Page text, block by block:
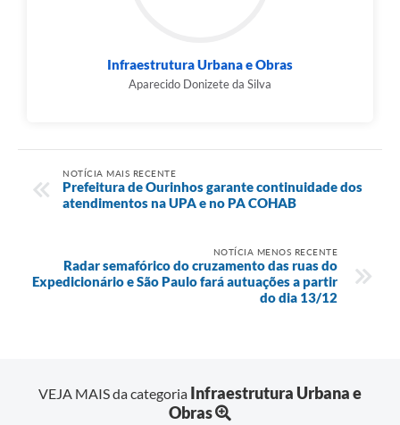
Infraestrutura Urbana e Obras
Aparecido Donizete da Silva
NOTÍCIA MAIS RECENTE
Prefeitura de Ourinhos garante continuidade dos
atendimentos na UPA e no PA COHAB
NOTÍCIA MENOS RECENTE
Radar semafórico do cruzamento das ruas do
Expedicionário e São Paulo fará autuações a partir
do dia 13/12
VEJA MAIS da categoria Infraestrutura Urbana e
Obras